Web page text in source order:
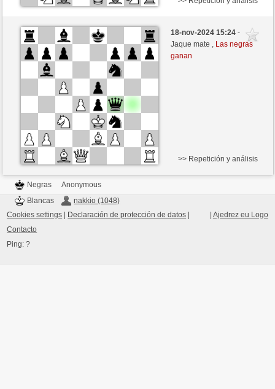
Negras
Anonymous
Blancas
nakkio (1048)
18-nov-2024 15:24-
Jaque mate , Las negras
ganan
Negras
Anonymous
Blancas
nakkio (1048)
>> Repetición y análisis
Ajedrez eu Logo
Cookies settings Declaración de protección de datos
Contacto
Ping:?